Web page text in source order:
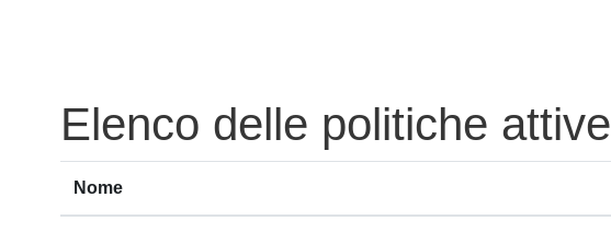
Elenco delle politiche attive
Nome